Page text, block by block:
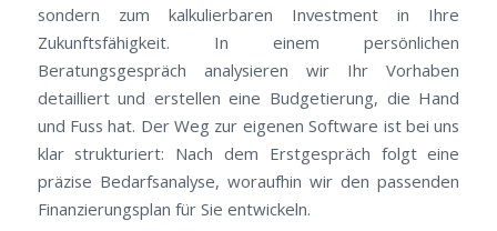
sondern zum kalkulierbaren Investment in Ihre
Zukunftsfähigkeit. In einem persönlichen
Beratungsgespräch analysieren wir Ihr Vorhaben
detailliert und erstellen eine Budgetierung, die Hand
und Fuss hat. Der Weg zur eigenen Software ist bei uns
klar strukturiert: Nach dem Erstgespräch folgt eine
präzise Bedarfsanalyse, woraufhin wir den passenden
Finanzierungsplan für Sie entwickeln.